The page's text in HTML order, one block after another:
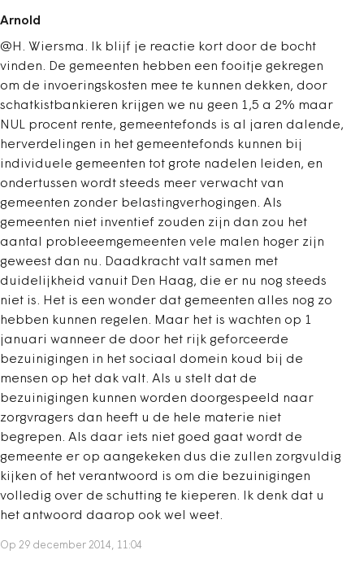
Arnold
@H. Wiersma. Ik blijf je reactie kort door de bocht
vinden. De gemeenten hebben een fooitje gekregen
om de invoeringskosten mee te kunnen dekken, door
schatkistbankieren krijgen we nu geen 1,5 a 2% maar
NUL procent rente, gemeentefonds is al jaren dalende,
herverdelingen in het gemeentefonds kunnen bij
individuele gemeenten tot grote nadelen leiden, en
ondertussen wordt steeds meer verwacht van
gemeenten zonder belastingverhogingen. Als
gemeenten niet inventief zouden zijn dan zou het
aantal probleeemgemeenten vele malen hoger zijn
geweest dan nu. Daadkracht valt samen met
duidelijkheid vanuit Den Haag, die er nu nog steeds
niet is. Het is een wonder dat gemeenten alles nog zo
hebben kunnen regelen. Maar het is wachten op 1
januari wanneer de door het rijk geforceerde
bezuinigingen in het sociaal domein koud bij de
mensen op het dak valt. Als u stelt dat de
bezuinigingen kunnen worden doorgespeeld naar
zorgvragers dan heeft u de hele materie niet
begrepen. Als daar iets niet goed gaat wordt de
gemeente er op aangekeken dus die zullen zorgvuldig
kijken of het verantwoord is om die bezuinigingen
volledig over de schutting te kieperen. Ik denk dat u
het antwoord daarop ook wel weet.
Op 29 december 2014, 11:04